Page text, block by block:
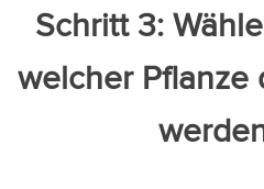
Schritt 3:
welcher Pflanze